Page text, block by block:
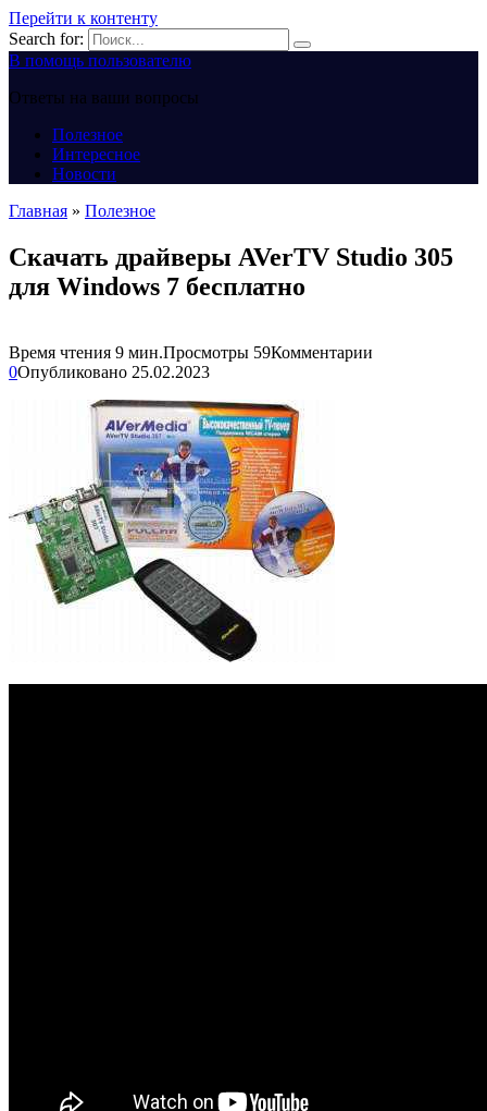
Перейти к контенту
Search for:
В помощь пользователю
Ответы на ваши вопросы
Полезное
Интересное
Новости
Главная » Полезное
Скачать драйверы AVerTV Studio 305
для Windows 7 бесплатно
Время чтения 9 мин.Просмотры 59Комментарии
0Опубликовано 25.02.2023